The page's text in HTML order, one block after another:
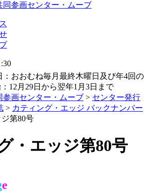
おおむね毎月最終木曜日及び年4回の
12月29日から翌年1月3日まで
参画センター・ムーブ > センター発行
> カティング・エッジ バックナンバー
第80号
・エッジ第80号
e